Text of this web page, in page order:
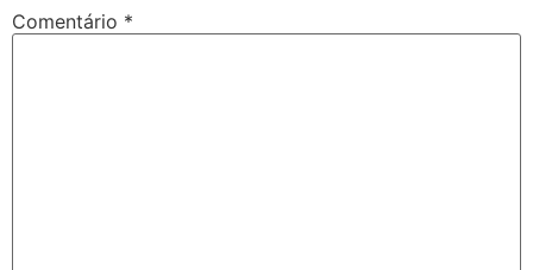
Comentário *